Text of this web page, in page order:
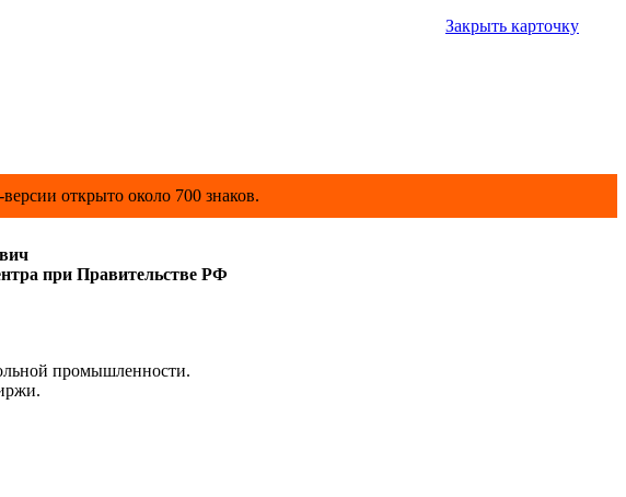
Закрыть карточку
открыто около 700 знаков.
при Правительстве РФ
промышленности.